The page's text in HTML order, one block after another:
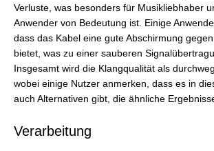
Verluste, was besonders für Musikliebhaber
Anwender von Bedeutung ist. Einige
dass das Kabel eine gute Abschirmung
bietet, was zu einer sauberen
Insgesamt wird die Klangqualität als
wobei einige Nutzer anmerken, dass es in
auch Alternativen gibt, die ähnliche
Verarbeitung